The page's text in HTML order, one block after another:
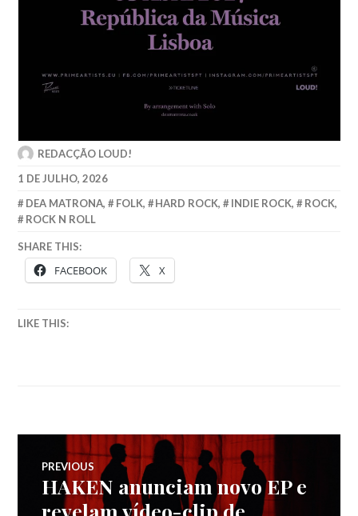
REDACÇÃO LOUD!
1 DE JULHO, 2026
DEA MATRONA, FOLK, HARD ROCK, INDIE ROCK, ROCK,
ROCK N ROLL
SHARE THIS:
FACEBOOK X
LIKE THIS:
Navegação
de
PREVIOUS
Previous
post:
HAKEN anunciam novo EP e